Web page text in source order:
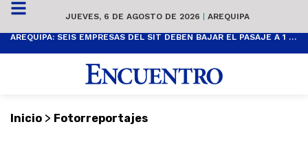
JUEVES, 6 DE AGOSTO DE 2026 | AREQUIPA
AREQUIPA: SEIS EMPRESAS DEL SIT DEBEN BAJAR EL PASAJE A 1 SOL
Inicio > Fotorreportajes